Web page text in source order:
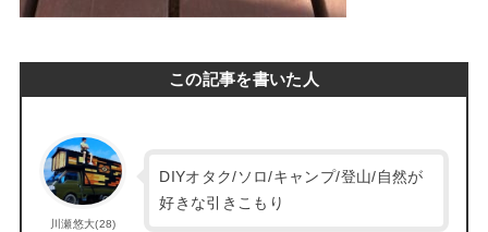
この記事を書いた人
川瀬悠大(28)
DIYオタク/ソロ/キャンプ/登山/自然が
好きな引きこもり